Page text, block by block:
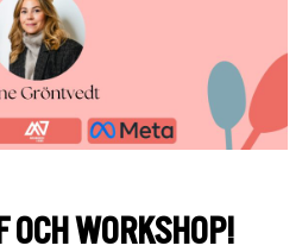
WORKSHOP!